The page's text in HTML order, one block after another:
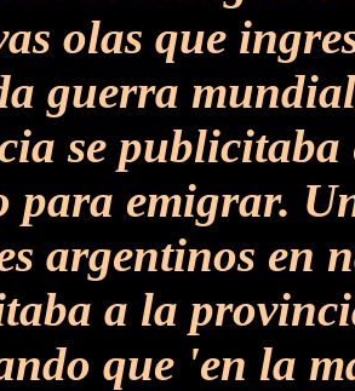
olas que
guerra
se
para emigrar.
argentinos en
a la
que 'en la